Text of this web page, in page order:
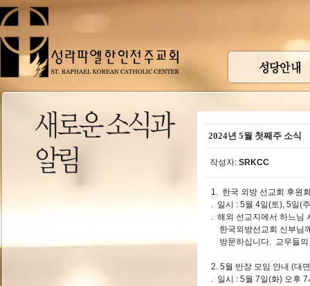
2024년 5월 첫째주 소식
작성자: SRKCC
1. 한국 외방 선교회 후원
. 일시 : 5월 4일(토), 5일(
. 해외 선교지에서 하느님
한국외방선교회 신부님
방문하십니다. 교우들
2. 5월 반장 모임 안내 (대
. 일시 : 5월 7일(화)